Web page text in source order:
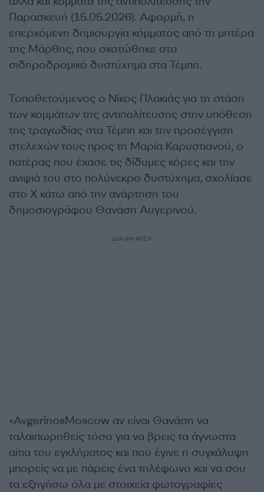
Παρασκευή (15.05.2026). Αφορμή, η
επερχόμενη δημιουργία κόμματος από τη μητέρα
της Μάρθης, που σκοτώθηκε στο
σιδηροδρομικό δυστύχημα στα Τέμπη.
Τοποθετούμενος ο Νίκος Πλακιάς για τη στάση
των κομμάτων της αντιπολίτευσης στην υπόθεση
της τραγωδίας στα Τέμπη και την προσέγγιση
στελεχών τους προς τη Μαρία Καρυστιανού, ο
πατέρας που έχασε τις δίδυμες κόρες και την
ανιψιά του στο πολύνεκρο δυστύχημα, σχολίασε
στο Χ κάτω από την ανάρτηση του
δημοσιογράφου Θανάση Αυγερινού.
ΔΙΑΦΗΜΙΣΗ
«AvgerinosMoscow αν είναι Θανάση να
ταλαιπωρηθείς τόσο για να βρεις τα άγνωστα
αίτια του εγκλήματος και που έγινε η συγκάλυψη
μπορείς να με πάρεις ένα τηλέφωνο και να σου
τα εξηγήσω όλα με στοιχεία φωτογραφίες